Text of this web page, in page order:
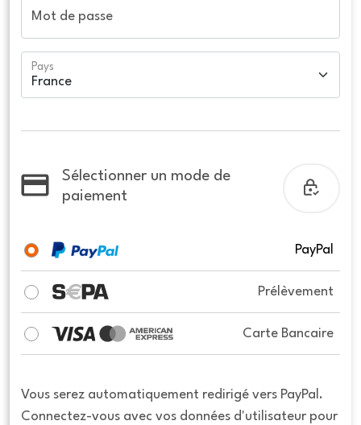
Mot de passe
Pays
Sélectionner un mode de
paiement
PayPal
Prélèvement
Carte Bancaire
Vous serez automatiquement redirigé vers PayPal.
Connectez-vous avec vos données d'utilisateur pour